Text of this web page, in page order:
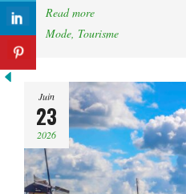
Read more
Mode, Tourisme
Juin
23
2026